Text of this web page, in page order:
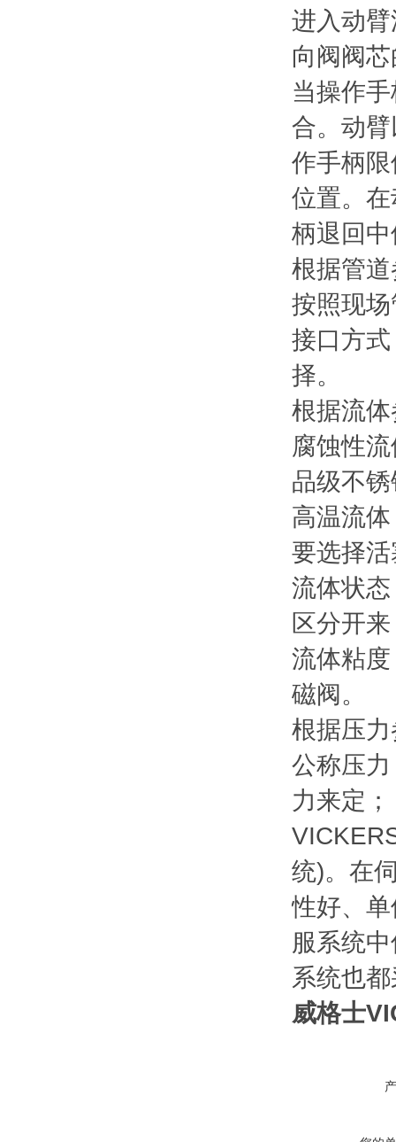
进入动
向阀阀
当操作
合。动
作手柄
位置。
柄退回
根据管
按照现
接口方
择。
根据流
腐蚀性
品级不
高温流
要选择
流体状
区分开
流体粘
磁阀。
根据压
公称压
力来定；
统)。在
性好、
服系统
系统也
威格士